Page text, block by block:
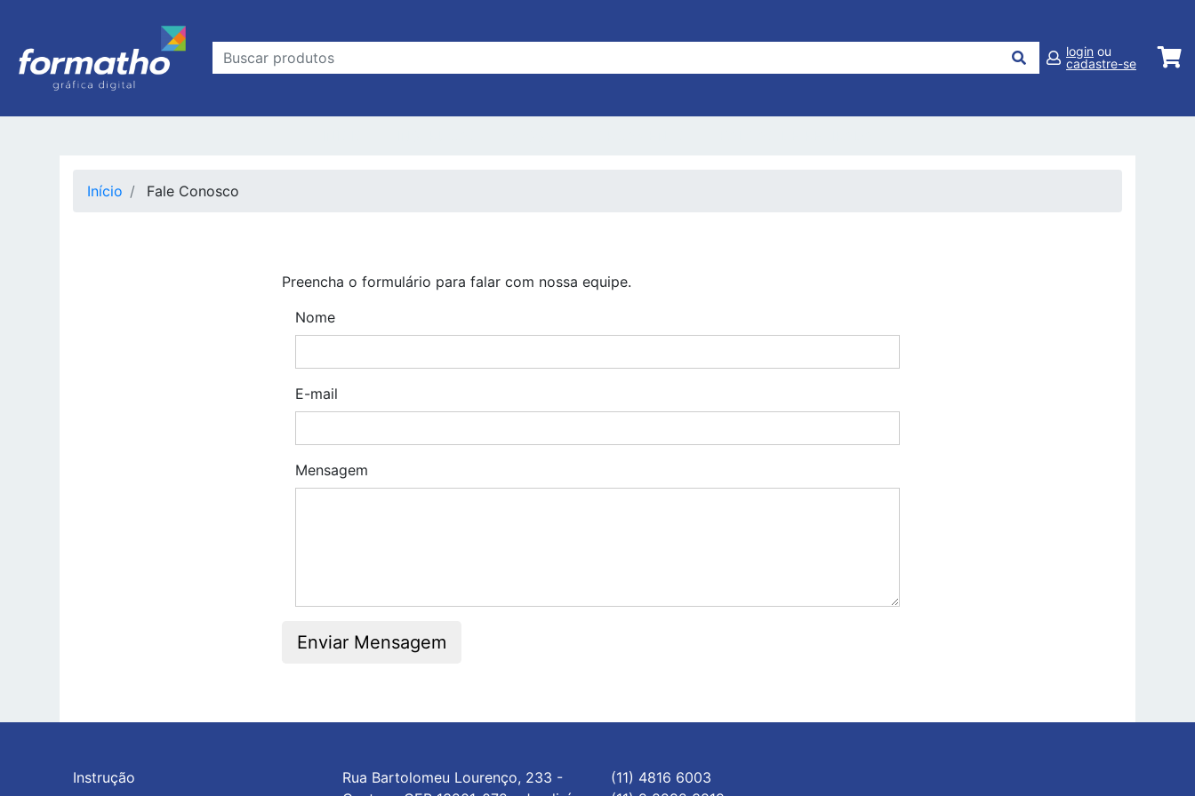
login ou
cadastre-se
Início Fale Conosco
Preencha o formulário para falar com nossa equipe.
Nome
E-mail
Mensagem
Enviar Mensagem
Instrução
Rua Bartolomeu Lourenço, 233 -
(11) 4816 6003